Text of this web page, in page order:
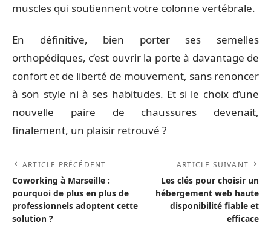
muscles qui soutiennent votre colonne vertébrale.
En définitive, bien porter ses semelles
orthopédiques, c’est ouvrir la porte à davantage de
confort et de liberté de mouvement, sans renoncer
à son style ni à ses habitudes. Et si le choix d’une
nouvelle paire de chaussures devenait,
finalement, un plaisir retrouvé ?
ARTICLE PRÉCÉDENT
Coworking à Marseille :
pourquoi de plus en plus de
professionnels adoptent cette
solution ?
ARTICLE SUIVANT
Les clés pour choisir un
hébergement web haute
disponibilité fiable et
efficace